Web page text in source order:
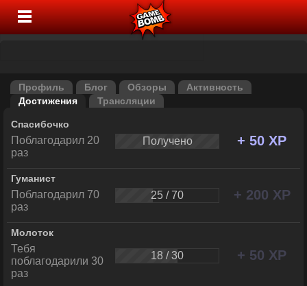
Профиль Блог Обзоры
Активность
Достижения
Трансляции
Спасибочко
Поблагодарил 20
раз
Получено + 50 XP
Гуманист
Поблагодарил 70
раз
25 / 70 + 200 XP
Молоток
Тебя
поблагодарили 30
раз
18 / 30 + 50 XP